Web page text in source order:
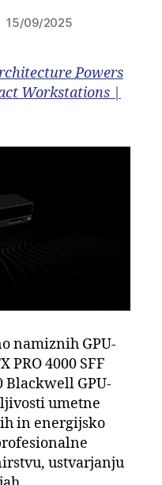
15/09/2025
Powers
Workstations |
namiznih GPU-
PRO 4000 SFF
Blackwell GPU-
umetne
in energijsko
ustvarjanju